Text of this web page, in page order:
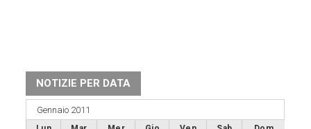
NOTIZIE PER DATA
Gennaio 2011